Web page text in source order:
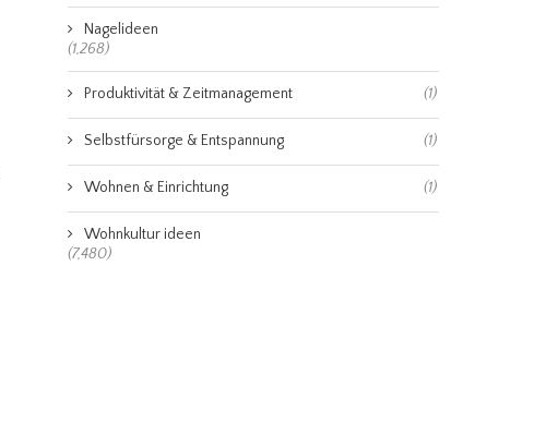
Nagelideen
(1,268)
Produktivität & Zeitmanagement (1)
Selbstfürsorge & Entspannung (1)
Wohnen & Einrichtung (1)
Wohnkultur ideen
(7,480)